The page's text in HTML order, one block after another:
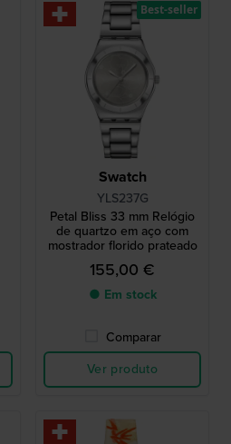
Swatch
YLS237G
Petal Bliss 33 mm Relógio
de quartzo em aço com
mostrador florido prateado
155,00 €
● Em stock
Comparar
Ver produto
Best-seller